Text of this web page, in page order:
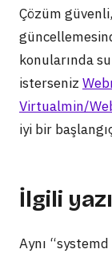
Çözüm
konularında
isterseniz
Virtualmin/
iyi bir
İlgili yazı
Aynı